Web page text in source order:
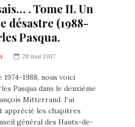
. Tome II. Un
désastre (1988-
Pasqua.
28 mai 2017
1988, nous voici
Pasqua dans le deuxième
Mitterrand. J’ai
apprécié les chapitres
général des Hauts-de-